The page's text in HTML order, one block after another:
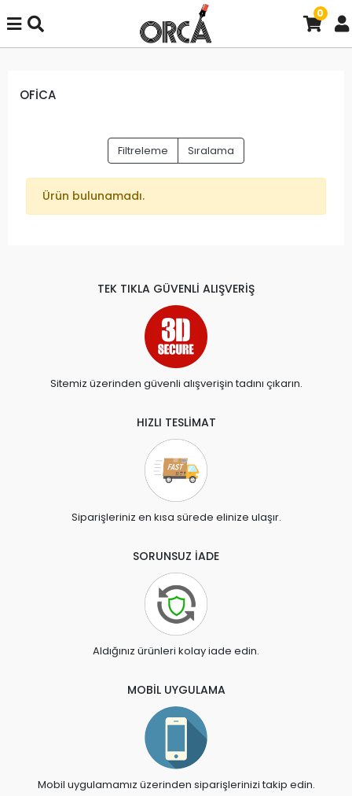
0
OFİCA
Filtreleme Sıralama
Ürün bulunamadı.
TEK TIKLA GÜVENLİ ALIŞVERİŞ
Sitemiz üzerinden güvenli alışverişin tadını çıkarın.
HIZLI TESLİMAT
Siparişleriniz en kısa sürede elinize ulaşır.
SORUNSUZ İADE
Aldığınız ürünleri kolay iade edin.
MOBİL UYGULAMA
Mobil uygulamamız üzerinden siparişlerinizi takip edin.